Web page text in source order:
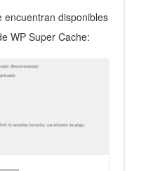
encuentran disponibles
WP Super Cache: